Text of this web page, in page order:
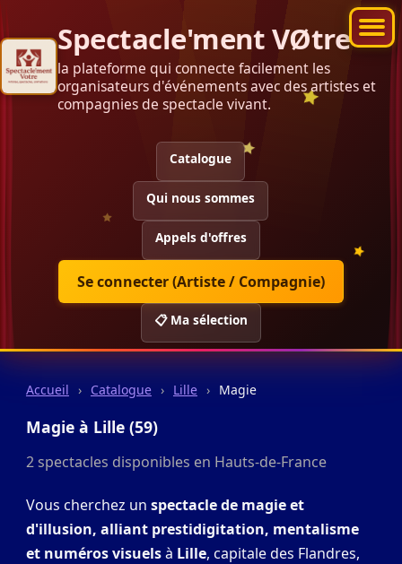
Spectacle'ment VØtre
la plateforme qui connecte facilement les
organisateurs d'événements avec des artistes et
compagnies de spectacle vivant.
Catalogue
Qui nous sommes
Appels d'offres
Se connecter (Artiste / Compagnie)
📋 Ma sélection
Accueil › Catalogue › Lille › Magie
Magie à Lille (59)
2 spectacles disponibles en Hauts-de-France
Vous cherchez un spectacle de magie et
d'illusion, alliant prestidigitation, mentalisme
et numéros visuelsà Lille, capitale des Flandres,